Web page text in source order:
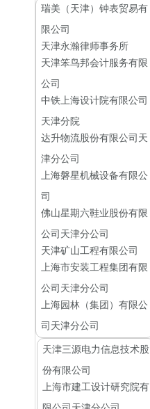
瑞美（天津）钟表贸易有
限公司
天津永瀚律师事务所
天津笨鸟邦会计服务有限
公司
中铁上海设计院有限公司
天津分院
达升物流股份有限公司天
津分公司
上海磐星机械设备有限公
司
佛山星期六鞋业股份有限
公司天津分公司
天津矿山工程有限公司
上海市安装工程集团有限
公司天津分公司
上海园林（集团）有限公
司天津分公司
天津三源电力信息技术股
份有限公司
上海市建工设计研究院有